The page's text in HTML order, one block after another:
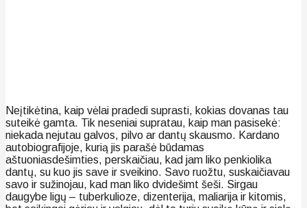
Neįtikėtina, kaip vėlai pradedi suprasti, kokias dovanas tau
suteikė gamta. Tik neseniai supratau, kaip man pasisekė:
niekada nejutau galvos, pilvo ar dantų skausmo. Kardano
autobiografijoje, kurią jis parašė būdamas
aštuoniasdešimties, perskaičiau, kad jam liko penkiolika
dantų, su kuo jis save ir sveikino. Savo ruožtu, suskaičiavau
savo ir sužinojau, kad man liko dvidešimt šeši. Sirgau
daugybe ligų – tuberkulioze, dizenterija, maliarija ir kitomis,